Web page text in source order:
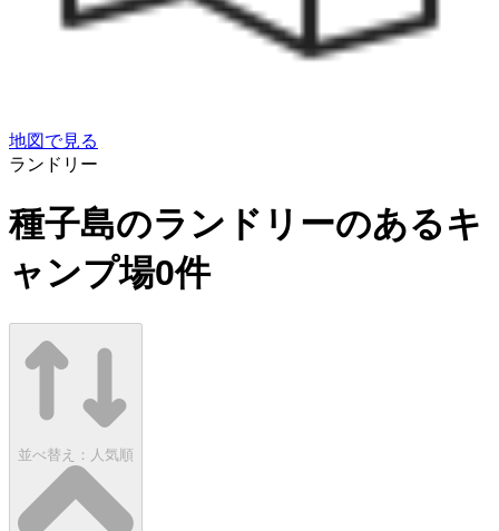
地図で見る
ランドリー
種子島のランドリーのあるキ
ャンプ場0件
並べ替え： 人気順